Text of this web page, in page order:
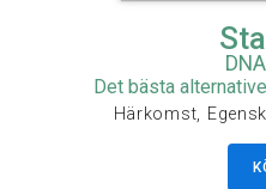
Det bästa
Härkomst,